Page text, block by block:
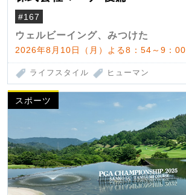
#167
ウェルビーイング、みつけた
2026年8月10日（月）よる8：54～9：00
ライフスタイル ヒューマン
スポーツ